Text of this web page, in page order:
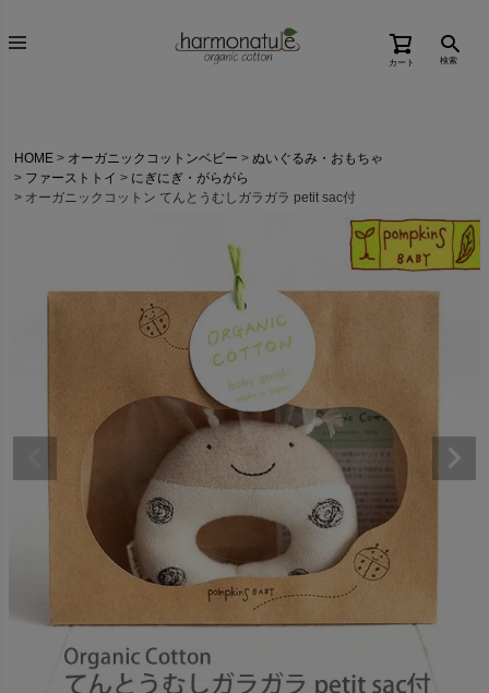
カート 検索
HOME オーガニックコットンベビー
ぬいぐるみ・おもちゃ
ファーストトイ
にぎにぎ・がらがら
オーガニックコットン てんとうむしガラガラ petit sac付